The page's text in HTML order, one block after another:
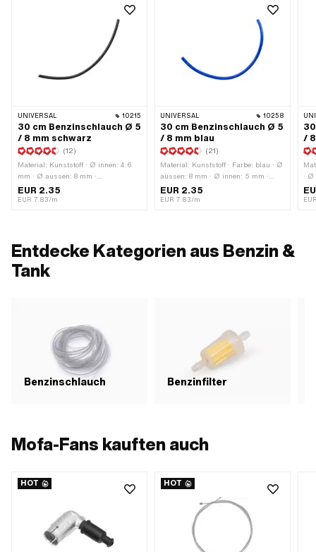
UNIVERSAL 10215
30 cm Benzinschlauch Ø 5
/ 8 mm schwarz
(12)
Material: Kunststoff · Ø innen: 4.6
mm · Ø aussen: 8 mm ·
Gesamtlänge: 300 mm · Farbe:
schwarz
EUR 2.35
EUR 7.83/m
UNIVERSAL 10258
30 cm Benzinschlauch Ø 5
/ 8 mm blau
(21)
Material: Kunststoff · Farbe: blau · Ø
aussen: 8 mm · Ø innen: 5 mm ·
Gesamtlänge: 300 mm
EUR 2.35
EUR 7.83/m
/
· Ø
Entdecke Kategorien aus Benzin &
Tank
Benzinschlauch Benzinfilter
Mofa-Fans kauften auch
HOT HOT